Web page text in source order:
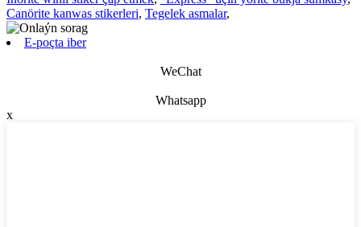
Canörite kanwas stikerleri, Tegelek asmalar,
E-poçta iber
WeChat
Whatsapp
x